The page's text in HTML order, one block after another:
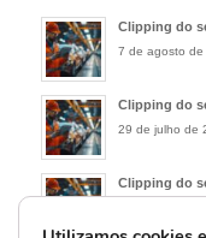
Clipping do
7 de agosto de
Clipping do
29 de julho de
Clipping do